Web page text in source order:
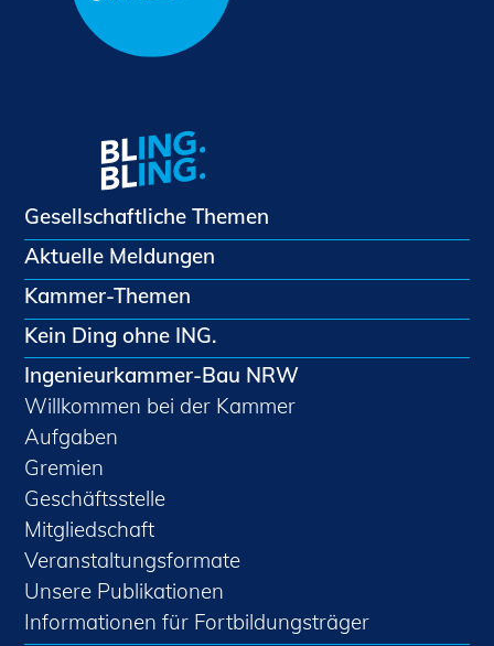
Gesellschaftliche Themen
Aktuelle Meldungen
Kammer-Themen
Kein Ding ohne ING.
Ingenieurkammer-Bau NRW
Willkommen bei der Kammer
Aufgaben
Gremien
Geschäftsstelle
Mitgliedschaft
Veranstaltungsformate
Unsere Publikationen
Informationen für Fortbildungsträger